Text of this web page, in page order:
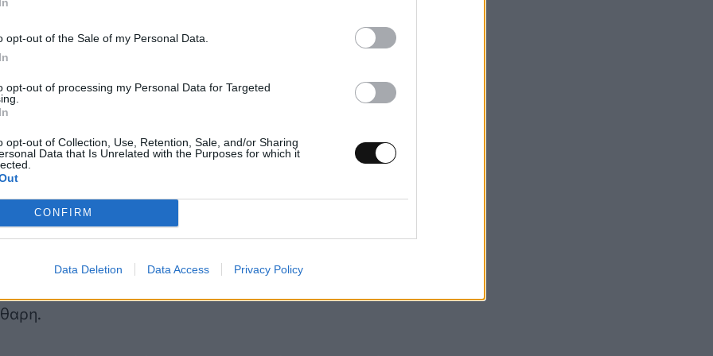
opt-out of the Sale of my Personal Data.
opt-out of processing my Personal Data for Targeted
opt-out of Collection, Use, Retention, Sale, and/or Sharing
Data that Is Unrelated with the Purposes for which it
CONFIRM
Data Deletion Data Access Privacy Policy
χωροχρόνο και διαχωρίζουμε ξεκάθαρα αυτό που
μετρήσιμο από τα αποτελέσματα που
στη μαθηματική περιγραφή. Αυτό διασφαλίζει ότι οι
προβλέψεις για μελλοντικά πειράματα είναι
αξιόπιστες».
τη μελλοντική έρευνα
γεφυρώνει το χάσμα ανάμεσα στη θεωρία και το
είναι «ήσυχο», η μέθοδος συμπίπτει με τις γνώριμες